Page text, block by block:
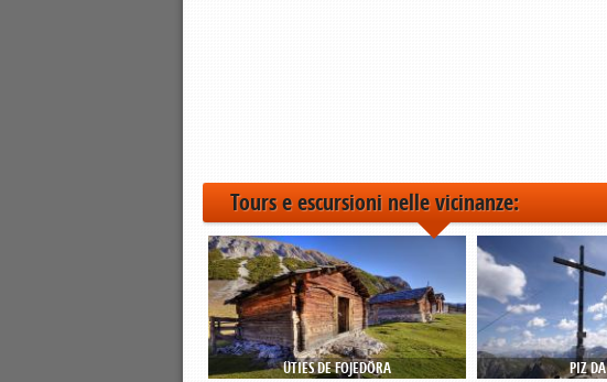
Tours e escursioni nelle vicinanze:
ÜTIES DE FOJEDÖRA PIZ